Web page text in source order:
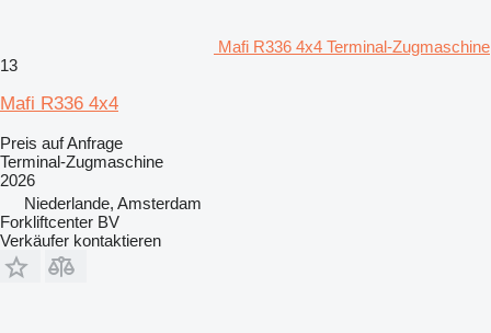
Mafi R336 4x4 Terminal-Zugmaschine
13
Mafi R336 4x4
Preis auf Anfrage
Terminal-Zugmaschine
2026
Niederlande, Amsterdam
Forkliftcenter BV
Verkäufer kontaktieren